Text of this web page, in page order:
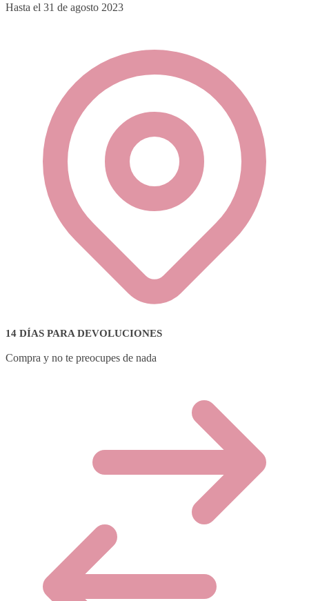
Hasta el 31 de agosto 2023
14 DÍAS PARA DEVOLUCIONES
Compra y no te preocupes de nada